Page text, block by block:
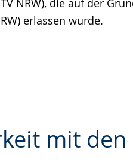
NRW), die auf der
erlassen wurde.
mit den